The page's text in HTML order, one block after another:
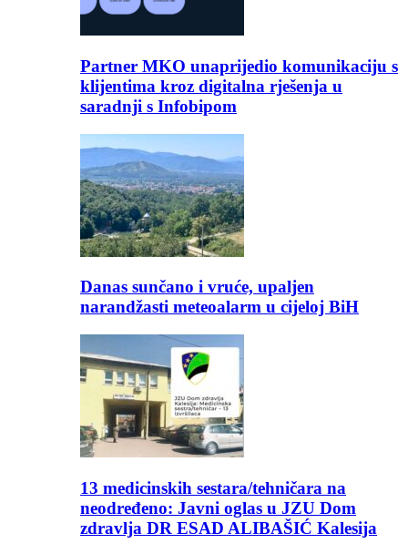
Partner MKO unaprijedio komunikaciju s
klijentima kroz digitalna rješenja u
saradnji s Infobipom
Danas sunčano i vruće, upaljen
narandžasti meteoalarm u cijeloj BiH
13 medicinskih sestara/tehničara na
neodređeno: Javni oglas u JZU Dom
zdravlja DR ESAD ALIBAŠIĆ Kalesija